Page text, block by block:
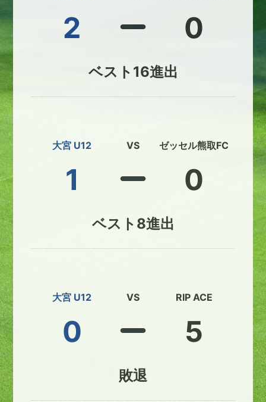
2 0
ベスト16進出
大宮 U12
1
VS ゼッセル熊取FC
0
ベスト8進出
大宮 U12
0
VS RIP ACE
5
敗退